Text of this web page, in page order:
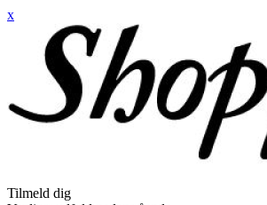
x
Tilmeld dig